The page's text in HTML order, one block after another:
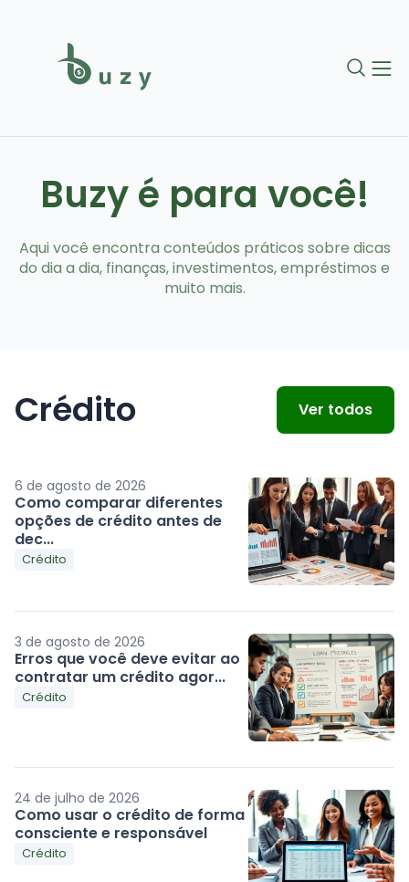
Buzy é para você!
Aqui você encontra conteúdos práticos sobre dicas
do dia a dia, finanças, investimentos, empréstimos e
muito mais.
Crédito Ver todos
6 de agosto de 2026
Como comparar diferentes
opções de crédito antes de
dec...
Crédito
3 de agosto de 2026
Erros que você deve evitar ao
contratar um crédito agor...
Crédito
24 de julho de 2026
Como usar o crédito de forma
consciente e responsável
Crédito